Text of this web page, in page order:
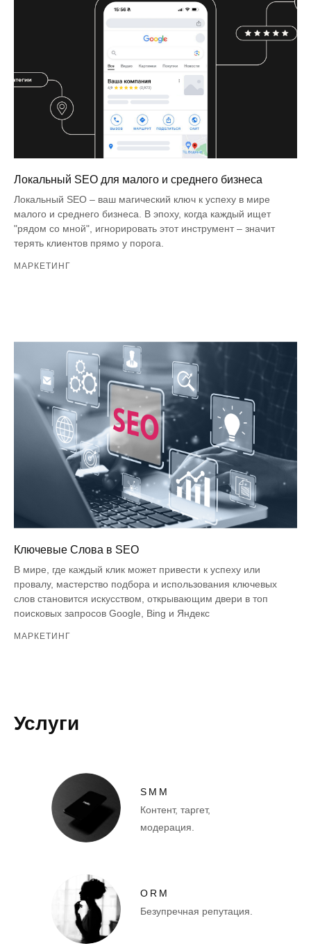
Локальный SEO для малого и среднего бизнеса
Локальный SEO – ваш магический ключ к успеху в мире
малого и среднего бизнеса. В эпоху, когда каждый ищет
"рядом со мной", игнорировать этот инструмент – значит
терять клиентов прямо у порога.
МАРКЕТИНГ
Ключевые Слова в SEO
В мире, где каждый клик может привести к успеху или
провалу, мастерство подбора и использования ключевых
слов становится искусством, открывающим двери в топ
поисковых запросов Google, Bing и Яндекс
МАРКЕТИНГ
Услуги
Контент, таргет,
модерация.
Безупречная репутация.
SMM
ORM